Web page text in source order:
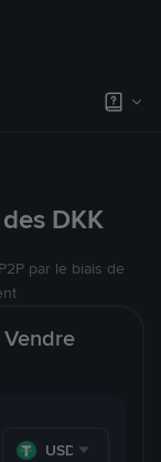
DKK
par le biais de
Vendre
USDT